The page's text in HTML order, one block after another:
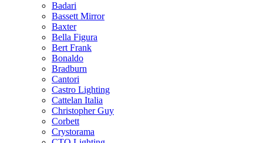
Badari
Bassett Mirror
Baxter
Bella Figura
Bert Frank
Bonaldo
Bradburn
Cantori
Castro Lighting
Cattelan Italia
Christopher Guy
Corbett
Crystorama